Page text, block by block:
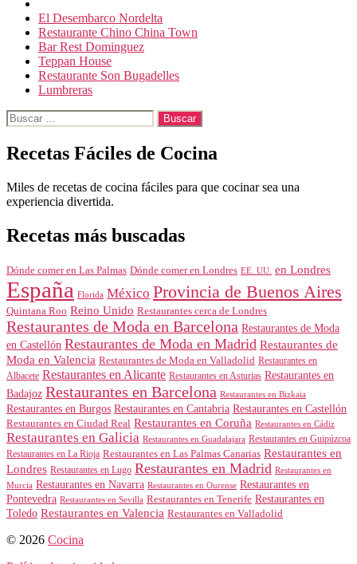
El Desembarco Nordelta
Restaurante Chino China Town
Bar Rest Dominguez
Teppan House
Restaurante Son Bugadelles
Lumbreras
Buscar:
Recetas Fáciles de Cocina
Miles de recetas de cocina fáciles para que cocinar sea una
experiencia divertida.
Recetas más buscadas
Dónde comer en Las Palmas Dónde comer en Londres EE. UU. en Londres
España Florida México Provincia de Buenos Aires
Quintana Roo Reino Unido Restaurantes cerca de Londres
Restaurantes de Moda en Barcelona Restaurantes de Moda
en Castellón Restaurantes de Moda en Madrid Restaurantes de
Moda en Valencia Restaurantes de Moda en Valladolid Restaurantes en
Albacete Restaurantes en Alicante Restaurantes en Asturias Restaurantes en
Badajoz Restaurantes en Barcelona Restaurantes en Bizkaia
Restaurantes en Burgos Restaurantes en Cantabria Restaurantes en Castellón
Restaurantes en Ciudad Real Restaurantes en Coruña Restaurantes en Cádiz
Restaurantes en Galicia Restaurantes en Guadalajara Restaurantes en Guipúzcoa
Restaurantes en La Rioja Restaurantes en Las Palmas Canarias Restaurantes en
Londres Restaurantes en Lugo Restaurantes en Madrid Restaurantes en
Murcia Restaurantes en Navarra Restaurantes en Ourense Restaurantes en
Pontevedra Restaurantes en Sevilla Restaurantes en Tenerife Restaurantes en
Toledo Restaurantes en Valencia Restaurantes en Valladolid
© 2026 Cocina